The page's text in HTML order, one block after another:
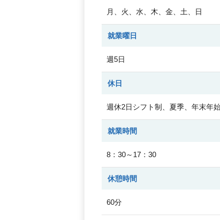
月、火、水、木、金、土、日
就業曜日
週5日
休日
週休2日シフト制、夏季、年末年
就業時間
8：30～17：30
休憩時間
60分